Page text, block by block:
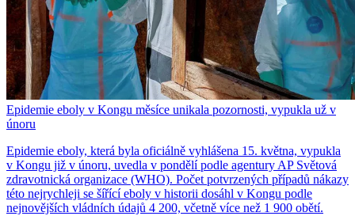
Epidemie eboly v Kongu měsíce unikala pozornosti, vypukla už v
únoru
Epidemie eboly, která byla oficiálně vyhlášena 15. května, vypukla
v Kongu již v únoru, uvedla v pondělí podle agentury AP Světová
zdravotnická organizace (WHO). Počet potvrzených případů nákazy
této nejrychleji se šířící eboly v historii dosáhl v Kongu podle
nejnovějších vládních údajů 4 200, včetně více než 1 900 obětí.